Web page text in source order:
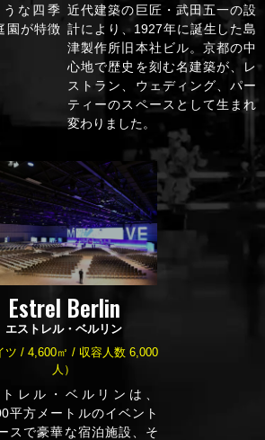
な四季
園が特徴
近代建築の巨匠・武田五一の設
計により、1927年に誕生した島
津製作所旧本社ビル。京都の中
心地で歴史を刻む名建築が、レ
ストラン、ウェディング、パー
ティーのスペースとして生まれ
変わりました。
Estrel Berlin
エストレル・ベルリン
ツ / 4,600㎡ / 収容人数 6,000
人）
レル・ベルリンは、
平方メートルのイベント
スで豪華な宿泊施設、そ